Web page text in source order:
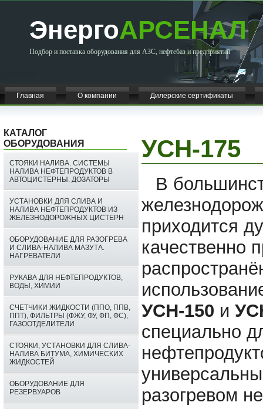
ЭнергоАРСЕНАЛ
Подбор и поставка оборудования для АЗС, нефтебаз и предприятий
Главная О компании Дилерские сертификаты
КАТАЛОГ
ОБОРУДОВАНИЯ
СТОЯКИ НАЛИВА. СИСТЕМЫ
НАЛИВА НЕФТЕПРОДУКТОВ В
АВТОЦИСТЕРНЫ. ДОЗАТОРЫ
УСТАНОВКИ ДЛЯ СЛИВА И
НАЛИВА НЕФТЕПРОДУКТОВ ИЗ
ЖЕЛЕЗНОДОРОЖНЫХ ЦИСТЕРН
ОБОРУДОВАНИЕ ДЛЯ РАЗОГРЕВА
И СЛИВА-НАЛИВА МАЗУТА.
НАГРЕВАТЕЛИ
РУКАВА ДЛЯ НЕФТЕПРОДУКТОВ,
ВОДЫ, ХИМИИ
СЧЕТЧИКИ ЖИДКОСТИ (ППО, ППВ,
ППТ), ФИЛЬТРЫ (ФЖУ, ФУ, ФП, ФС),
ГАЗООТДЕЛИТЕЛИ
СТОЯКИ, УСТАНОВКИ ДЛЯ СЛИВА-
НАЛИВА БИТУМА, ХИМИЧЕСКИХ
ЖИДКОСТЕЙ
ОБОРУДОВАНИЕ ДЛЯ
РЕЗЕРВУАРОВ
УСН-175
В
приходится
качественно
УСН-150 и
специально
разогревом